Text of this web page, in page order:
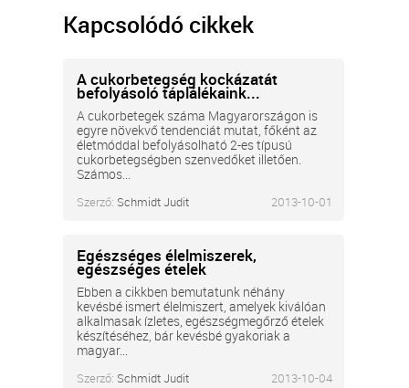
Kapcsolódó cikkek
A cukorbetegség kockázatát
befolyásoló táplálékaink...
A cukorbetegek száma Magyarországon is
egyre növekvő tendenciát mutat, főként az
életmóddal befolyásolható 2-es típusú
cukorbetegségben szenvedőket illetően.
Számos...
Szerző: Schmidt Judit 2013-10-01
Egészséges élelmiszerek,
egészséges ételek
Ebben a cikkben bemutatunk néhány
kevésbé ismert élelmiszert, amelyek kiválóan
alkalmasak ízletes, egészségmegőrző ételek
készítéséhez, bár kevésbé gyakoriak a
magyar...
Szerző: Schmidt Judit 2013-10-04